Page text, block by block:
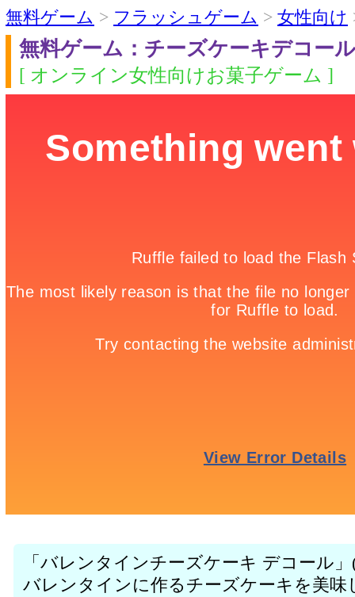
無料ゲーム > フラッシュゲーム > 女性向け
無料ゲーム：チーズケーキデコール
[ オンライン女性向けお菓子ゲーム ]
「バレンタインチーズケーキ デコール」
バレンタインに作るチーズケーキを美